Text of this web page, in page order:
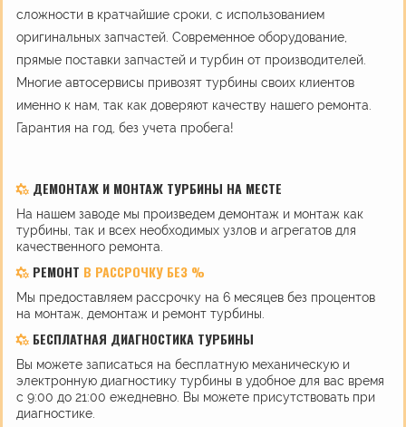
сложности в кратчайшие сроки, с использованием
оригинальных запчастей. Современное оборудование,
прямые поставки запчастей и турбин от производителей.
Многие автосервисы привозят турбины своих клиентов
именно к нам, так как доверяют качеству нашего ремонта.
Гарантия на год, без учета пробега!
ДЕМОНТАЖ И МОНТАЖ ТУРБИНЫ НА МЕСТЕ
На нашем заводе мы произведем демонтаж и монтаж как
турбины, так и всех необходимых узлов и агрегатов для
качественного ремонта.
РЕМОНТ В РАССРОЧКУ БЕЗ %
Мы предоставляем рассрочку на 6 месяцев без процентов
на монтаж, демонтаж и ремонт турбины.
БЕСПЛАТНАЯ ДИАГНОСТИКА ТУРБИНЫ
Вы можете записаться на бесплатную механическую и
электронную диагностику турбины в удобное для вас время
с 9:00 до 21:00 ежедневно. Вы можете присутствовать при
диагностике.